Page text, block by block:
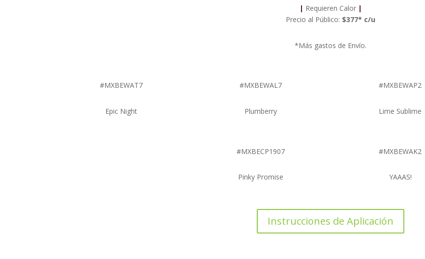
| Requieren Calor |
Precio al Público: $377* c/u
*Más gastos de Envío.
#MXBEWAT7
Epic Night
#MXBEWAL7
Plumberry
#MXBEWAP2
Lime Sublime
#MXBECP1907
Pinky Promise
#MXBEWAK2
YAAAS!
Instrucciones de Aplicación